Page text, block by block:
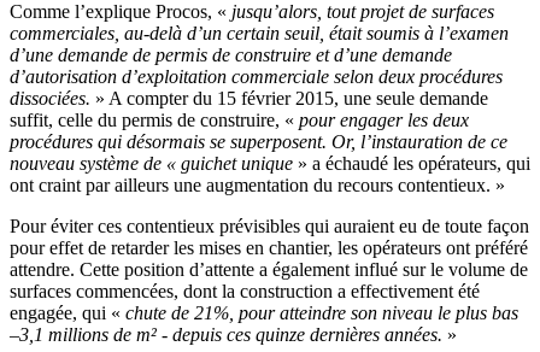
Comme l’explique Procos, « jusqu’alors, tout projet de surfaces
commerciales, au-delà d’un certain seuil, était soumis à l’examen
d’une demande de permis de construire et d’une demande
d’autorisation d’exploitation commerciale selon deux procédures
dissociées. » A compter du 15 février 2015, une seule demande
suffit, celle du permis de construire, « pour engager les deux
procédures qui désormais se superposent. Or, l’instauration de ce
nouveau système de « guichet unique » a échaudé les opérateurs, qui
ont craint par ailleurs une augmentation du recours contentieux. »
Pour éviter ces contentieux prévisibles qui auraient eu de toute façon
pour effet de retarder les mises en chantier, les opérateurs ont préféré
attendre. Cette position d’attente a également influé sur le volume de
surfaces commencées, dont la construction a effectivement été
engagée, qui « chute de 21%, pour atteindre son niveau le plus bas
–3,1 millions de m² - depuis ces quinze dernières années. »